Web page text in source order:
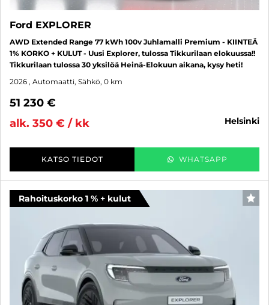
Ford EXPLORER
AWD Extended Range 77 kWh 100v Juhlamalli Premium - KIINTEÄ
1% KORKO + KULUT - Uusi Explorer, tulossa Tikkurilaan elokuussa!!
Tikkurilaan tulossa 30 yksilöä Heinä-Elokuun aikana, kysy heti!
2026 , Automaatti, Sähkö, 0 km
51 230 €
alk. 350 € / kk
helsinki
KATSO TIEDOT WHATSAPP
Rahoituskorko 1 % + kulut